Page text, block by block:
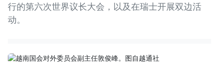
行的第六次世界议长大会，以及在瑞士开展双边活
动。